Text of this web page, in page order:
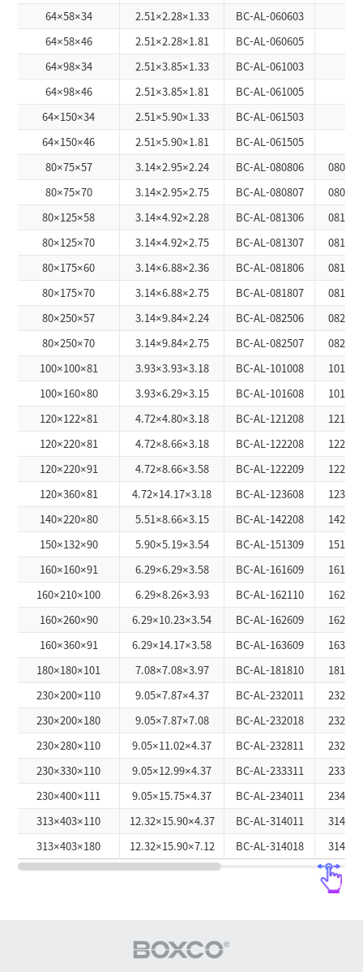
64×58×34
2.51×2.28×1.33
BC-AL-060603
64×58×46
2.51×2.28×1.81
BC-AL-060605
64×98×34
2.51×3.85×1.33
BC-AL-061003
64×98×46
2.51×3.85×1.81
BC-AL-061005
64×150×34
2.51×5.90×1.33
BC-AL-061503
64×150×46
2.51×5.90×1.81
BC-AL-061505
80×75×57
3.14×2.95×2.24 BC-AL-080806
0808A
80×75×70
3.14×2.95×2.75 BC-AL-080807
0808A
80×125×58
3.14×4.92×2.28 BC-AL-081306
0813A
80×125×70
3.14×4.92×2.75 BC-AL-081307
0813A
80×175×60
3.14×6.88×2.36 BC-AL-081806
0818A
80×175×70
3.14×6.88×2.75 BC-AL-081807
0818A
80×250×57
3.14×9.84×2.24 BC-AL-082506
0825A
80×250×70
3.14×9.84×2.75 BC-AL-082507
0825A
100×100×81
3.93×3.93×3.18 BC-AL-101008
1010A
100×160×80
3.93×6.29×3.15 BC-AL-101608
1016A
120×122×81
4.72×4.80×3.18 BC-AL-121208
1212A
120×220×81
4.72×8.66×3.18 BC-AL-122208
1222A
120×220×91
4.72×8.66×3.58 BC-AL-122209
1222A
120×360×81
4.72×14.17×3.18 BC-AL-123608
1236A
140×220×80
5.51×8.66×3.15 BC-AL-142208
1422A
150×132×90
5.90×5.19×3.54 BC-AL-151309
1513A
160×160×91
6.29×6.29×3.58 BC-AL-161609
1616A
160×210×100
6.29×8.26×3.93 BC-AL-162110
1621A
160×260×90
6.29×10.23×3.54 BC-AL-162609
1626A
160×360×91
6.29×14.17×3.58 BC-AL-163609
1636A
180×180×101
7.08×7.08×3.97 BC-AL-181810
1818A
230×200×110
9.05×7.87×4.37 BC-AL-232011
2320A
230×200×180
9.05×7.87×7.08 BC-AL-232018
2320A
230×280×110
9.05×11.02×4.37 BC-AL-232811
2328A
230×330×110
9.05×12.99×4.37 BC-AL-233311
2333A
230×400×111
9.05×15.75×4.37 BC-AL-234011
2340A
313×403×110
12.32×15.90×4.37 BC-AL-314011
3140A
313×403×180
12.32×15.90×7.12 BC-AL-314018 3140A